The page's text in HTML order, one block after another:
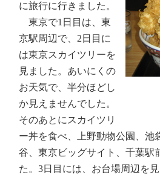
に旅行に行きました。
東京で1日目は、東
京駅周辺で、2日目に
は東京スカイツリーを
見ました。あいにくの
お天気で、半分ほどし
か見えませんでした。
そのあとにスカイツリ
ー丼を食べ、上野動物公園、池
谷、東京ビッグサイト、千葉駅
た。3日目には、お台場周辺を